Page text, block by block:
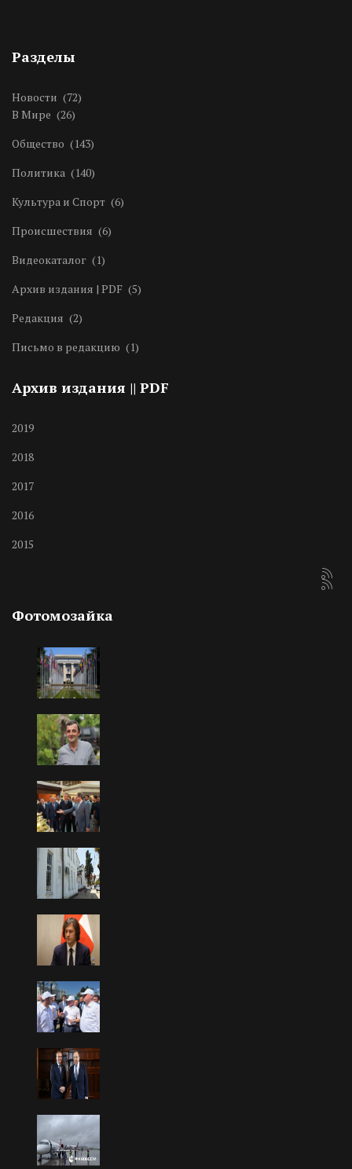
Разделы
Новости (72)
В Мире (26)
Общество (143)
Политика (140)
Культура и Спорт (6)
Происшествия (6)
Видеокаталог (1)
Архив издания | PDF (5)
Редакция (2)
Письмо в редакцию (1)
Архив издания || PDF
2019
2018
2017
2016
2015
Фотомозайка